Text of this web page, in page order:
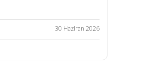
30 Haziran 2026